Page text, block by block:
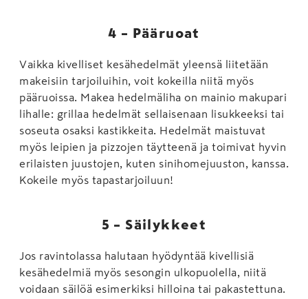
4 – Pääruoat
Vaikka kivelliset kesähedelmät yleensä liitetään
makeisiin tarjoiluihin, voit kokeilla niitä myös
pääruoissa. Makea hedelmäliha on mainio makupari
lihalle: grillaa hedelmät sellaisenaan lisukkeeksi tai
soseuta osaksi kastikkeita. Hedelmät maistuvat
myös leipien ja pizzojen täytteenä ja toimivat hyvin
erilaisten juustojen, kuten sinihomejuuston, kanssa.
Kokeile myös tapastarjoiluun!
5 – Säilykkeet
Jos ravintolassa halutaan hyödyntää kivellisiä
kesähedelmiä myös sesongin ulkopuolella, niitä
voidaan säilöä esimerkiksi hilloina tai pakastettuna.